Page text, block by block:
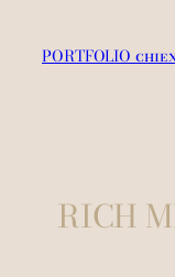
PORTFOLIO
RICH